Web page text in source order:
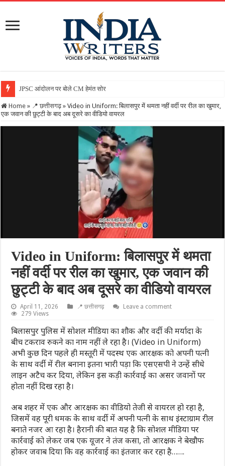
JPSC आंदोलन पर बोले CM हेमंत सोरेन, कहा- सरकार गंभीर, जांच जारी
Home » 📍 छत्तीसगढ़ » Video in Uniform: बिलासपुर में थमता नहीं वर्दी पर रील का खुमार,
एक जवान की छुट्टी के बाद अब दूसरे का वीडियो वायरल
Video in Uniform: बिलासपुर में थमता
नहीं वर्दी पर रील का खुमार, एक जवान की
छुट्टी के बाद अब दूसरे का वीडियो वायरल
April 11, 2026 📍 छत्तीसगढ़
Leave a comment
279 Views
बिलासपुर पुलिस में सोशल मीडिया का शौक और वर्दी की मर्यादा के
बीच टकराव रुकने का नाम नहीं ले रहा है। (Video in Uniform)
अभी कुछ दिन पहले ही मस्तूरी में पदस्थ एक आरक्षक को अपनी पत्नी
के साथ वर्दी में रील बनाना इतना भारी पड़ा कि एसएसपी ने उन्हें सीधे
लाइन अटैच कर दिया, लेकिन इस कड़ी कार्रवाई का असर जवानों पर
होता नहीं दिख रहा है।
अब शहर में एक और आरक्षक का वीडियो तेजी से वायरल हो रहा है,
जिसमें वह पूरी धमक के साथ वर्दी में अपनी पत्नी के साथ इंस्टाग्राम रील
बनाते नजर आ रहा है। हैरानी की बात यह है कि सोशल मीडिया पर
कार्रवाई को लेकर जब एक यूजर ने तंज कसा, तो आरक्षक ने बेखौफ
होकर जवाब दिया कि वह कार्रवाई का इंतजार कर रहा है…….